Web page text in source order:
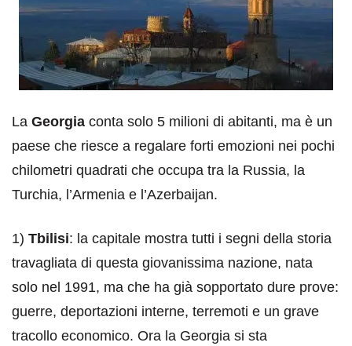
La Georgia conta solo 5 milioni di abitanti, ma è un
paese che riesce a regalare forti emozioni nei pochi
chilometri quadrati che occupa tra la Russia, la
Turchia, l’Armenia e l’Azerbaijan.
1) Tbilisi: la capitale mostra tutti i segni della storia
travagliata di questa giovanissima nazione, nata
solo nel 1991, ma che ha già sopportato dure prove:
guerre, deportazioni interne, terremoti e un grave
tracollo economico. Ora la Georgia si sta